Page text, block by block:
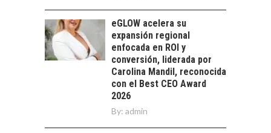
tecnológico de
América Latina:
avances y desafíos…
LA
TRANSFORMACIÓN
DE LOS RECURSOS
HUMANOS EN LAS
EMPRESAS
CHILENAS
eGLOW acelera su
expansión regional
enfocada en ROI y
conversión, liderada por
Carolina Mandil, reconocida
con el Best CEO Award
2026
By: admin